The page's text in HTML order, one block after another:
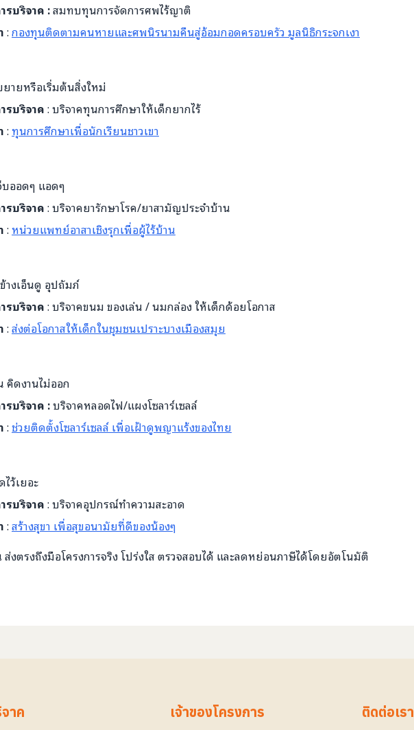
รบริจาค :สมทบทุนการจัดการศพไร้ญาติ
:กองทุนติดตามคนหายและศพนิรนามคืนสู่อ้อมกอดครอบครัว มูลนิธิกระจกเงา
ายหรือเริ่มต้นสิ่งใหม่
รบริจาค: บริจาคทุนการศึกษาให้เด็กยากไร้
:ทุนการศึกษาเพื่อนักเรียนชาวเขา
บออดๆ แอดๆ
รบริจาค: บริจาคยารักษาโรค/ยาสามัญประจำบ้าน
:หน่วยแพทย์อาสาเชิงรุกเพื่อผู้ไร้บ้าน
างเอ็นดู อุปถัมภ์
รบริจาค: บริจาคขนม ของเล่น / นมกล่อง ให้เด็กด้อยโอกาส
:ส่งต่อโอกาสให้เด็กในชุมชนเปราะบางเมืองสมุย
ดงานไม่ออก
รบริจาค :บริจาคหลอดไฟ/แผงโซลาร์เซลล์
:ช่วยติดตั้งโซลาร์เซลล์ เพื่อเฝ้าดูพญาแร้งของไทย
ว้เยอะ
รบริจาค: บริจาคอุปกรณ์ทำความสะอาด
:สร้างสุขา เพื่อสุขอนามัยที่ดีของน้องๆ
ตรงถึงมือโครงการจริง โปร่งใส ตรวจสอบได้ และลดหย่อนภาษีได้โดยอัตโนมัติ
าค เจ้าของโครงการ ติดต่อเรา